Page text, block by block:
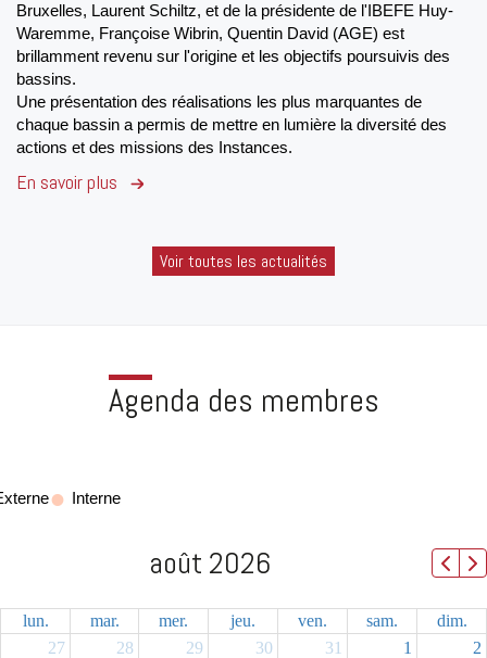
Bruxelles, Laurent Schiltz, et de la présidente de l'IBEFE Huy-
Waremme, Françoise Wibrin, Quentin David (AGE) est
brillamment revenu sur l'origine et les objectifs poursuivis des
bassins.
Une présentation des réalisations les plus marquantes de
chaque bassin a permis de mettre en lumière la diversité des
actions et des missions des Instances.
En savoir plus
Voir toutes les actualités
Agenda des membres
Interne
août 2026
lun. mar. mer. jeu. ven. sam.
dim.
27
28 29 30 31 1 2